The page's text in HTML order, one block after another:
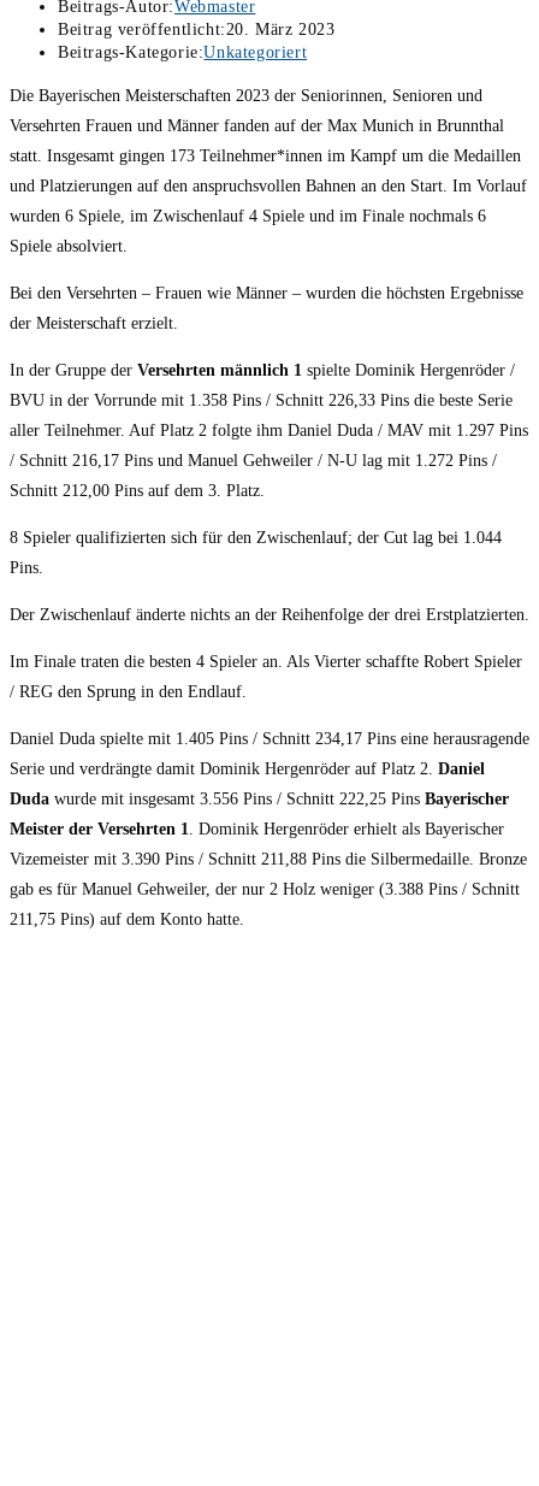
Beitrags-Autor:Webmaster
Beitrag veröffentlicht:20. März 2023
Beitrags-Kategorie:Unkategoriert
Die Bayerischen Meisterschaften 2023 der Seniorinnen, Senioren und
Versehrten Frauen und Männer fanden auf der Max Munich in Brunnthal
statt. Insgesamt gingen 173 Teilnehmer*innen im Kampf um die Medaillen
und Platzierungen auf den anspruchsvollen Bahnen an den Start. Im Vorlauf
wurden 6 Spiele, im Zwischenlauf 4 Spiele und im Finale nochmals 6
Spiele absolviert.
Bei den Versehrten – Frauen wie Männer – wurden die höchsten Ergebnisse
der Meisterschaft erzielt.
In der Gruppe der Versehrten männlich 1 spielte Dominik Hergenröder /
BVU in der Vorrunde mit 1.358 Pins / Schnitt 226,33 Pins die beste Serie
aller Teilnehmer. Auf Platz 2 folgte ihm Daniel Duda / MAV mit 1.297 Pins
/ Schnitt 216,17 Pins und Manuel Gehweiler / N-U lag mit 1.272 Pins /
Schnitt 212,00 Pins auf dem 3. Platz.
8 Spieler qualifizierten sich für den Zwischenlauf; der Cut lag bei 1.044
Pins.
Der Zwischenlauf änderte nichts an der Reihenfolge der drei Erstplatzierten.
Im Finale traten die besten 4 Spieler an. Als Vierter schaffte Robert Spieler
/ REG den Sprung in den Endlauf.
Daniel Duda spielte mit 1.405 Pins / Schnitt 234,17 Pins eine herausragende
Serie und verdrängte damit Dominik Hergenröder auf Platz 2. Daniel
Duda wurde mit insgesamt 3.556 Pins / Schnitt 222,25 Pins Bayerischer
Meister der Versehrten 1. Dominik Hergenröder erhielt als Bayerischer
Vizemeister mit 3.390 Pins / Schnitt 211,88 Pins die Silbermedaille. Bronze
gab es für Manuel Gehweiler, der nur 2 Holz weniger (3.388 Pins / Schnitt
211,75 Pins) auf dem Konto hatte.